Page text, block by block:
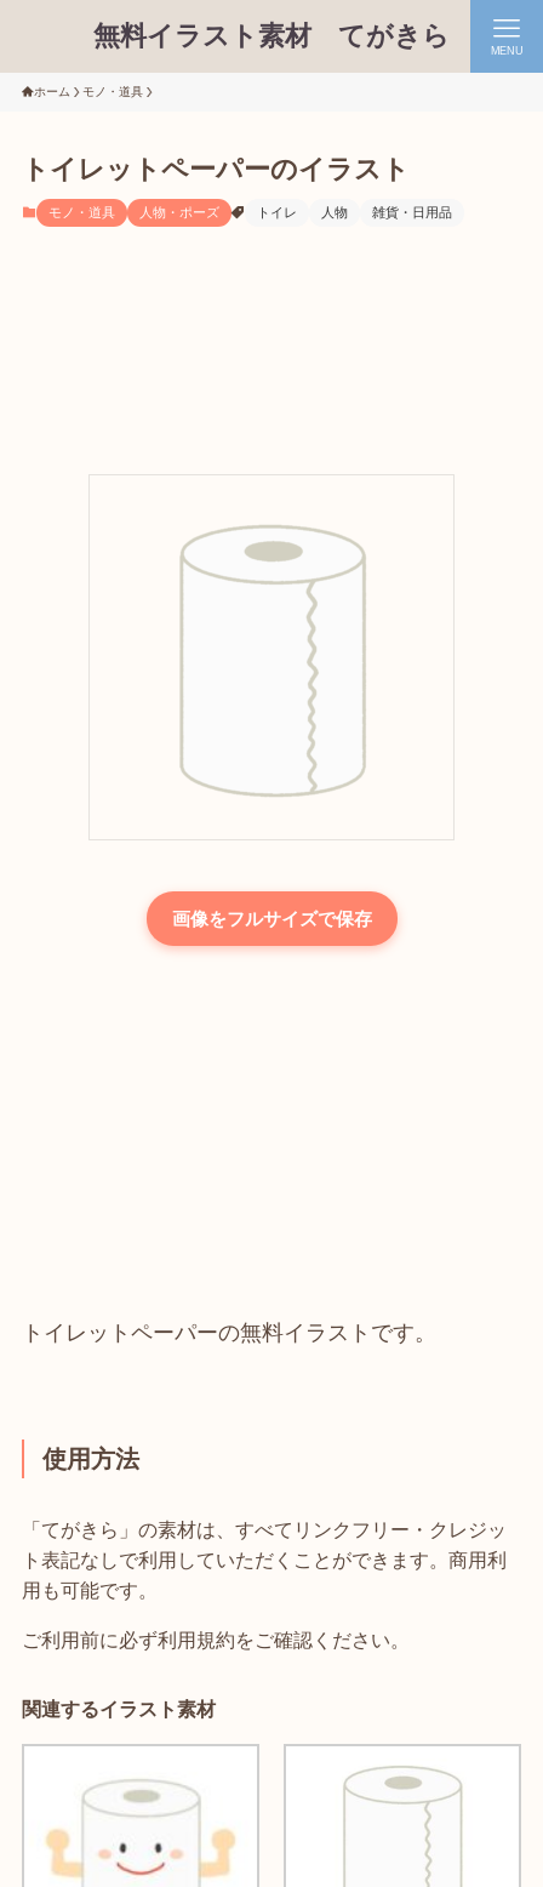
無料イラスト素材 てがきら MENU
ホーム モノ・道具
トイレットペーパーのイラスト
モノ・道具 人物・ポーズ トイレ 人物 雑貨・日用品
画像をフルサイズで保存
トイレットペーパーの無料イラストです。
使用方法
「てがきら」の素材は、すべてリンクフリー・クレジッ
ト表記なしで利用していただくことができます。商用利
用も可能です。
ご利用前に必ず利用規約をご確認ください。
関連するイラスト素材